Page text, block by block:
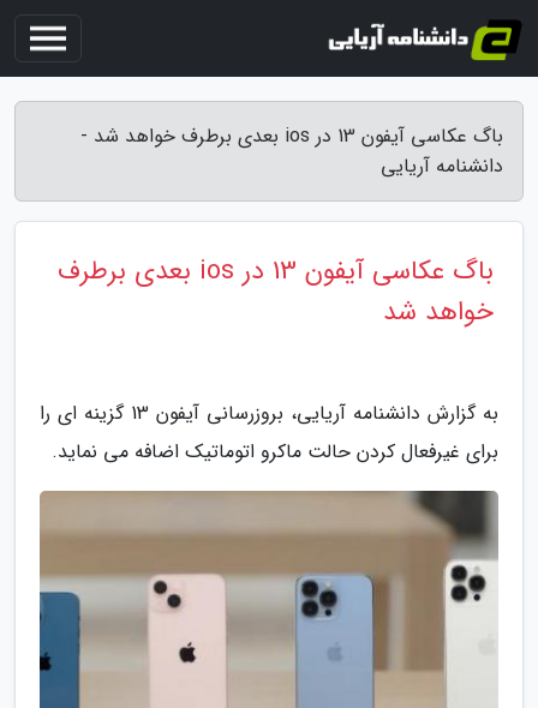
باگ عکاسی آیفون 13 در ios بعدی برطرف خواهد شد -
دانشنامه آریایی
باگ عکاسی آیفون 13 در ios بعدی برطرف
خواهد شد
به گزارش دانشنامه آریایی، بروزرسانی آیفون 13 گزینه ای را
برای غیرفعال کردن حالت ماکرو اتوماتیک اضافه می نماید.